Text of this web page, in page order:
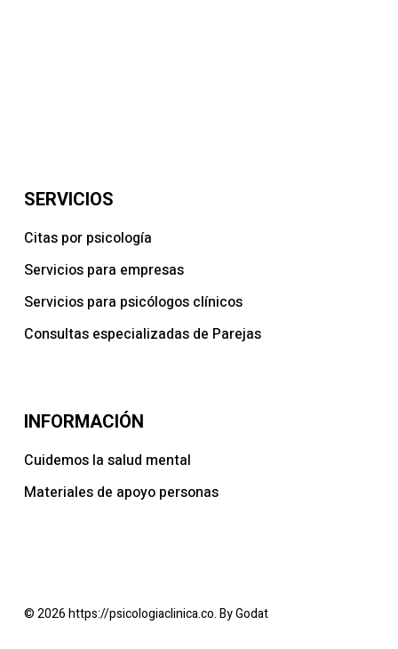
SERVICIOS
Citas por psicología
Servicios para empresas
Servicios para psicólogos clínicos
Consultas especializadas de Parejas
INFORMACIÓN
Cuidemos la salud mental
Materiales de apoyo personas
© 2026 https://psicologiaclinica.co. By Godat